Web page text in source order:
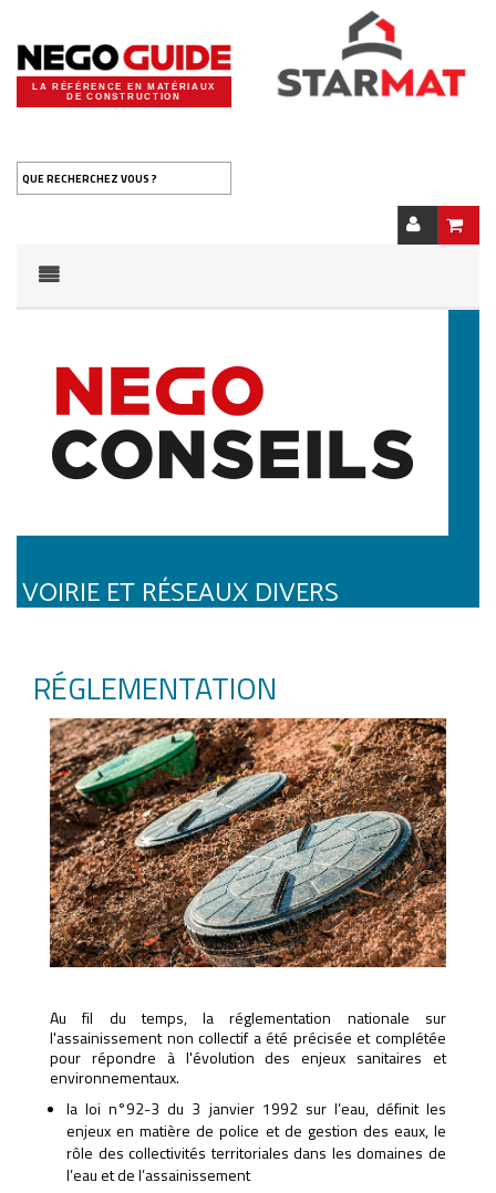
LA RÉFÉRENCE EN MATÉRIAUX
DE CONSTRUCTION
QUE RECHERCHEZ VOUS ?
VOIRIE ET RÉSEAUX DIVERS
RÉGLEMENTATION
Au fil du temps, la réglementation nationale sur
l'assainissement non collectif a été précisée et complétée
pour répondre à l'évolution des enjeux sanitaires et
environnementaux.
la loi n°92-3 du 3 janvier 1992 sur l’eau, définit les
enjeux en matière de police et de gestion des eaux, le
rôle des collectivités territoriales dans les domaines de
l’eau et de l’assainissement